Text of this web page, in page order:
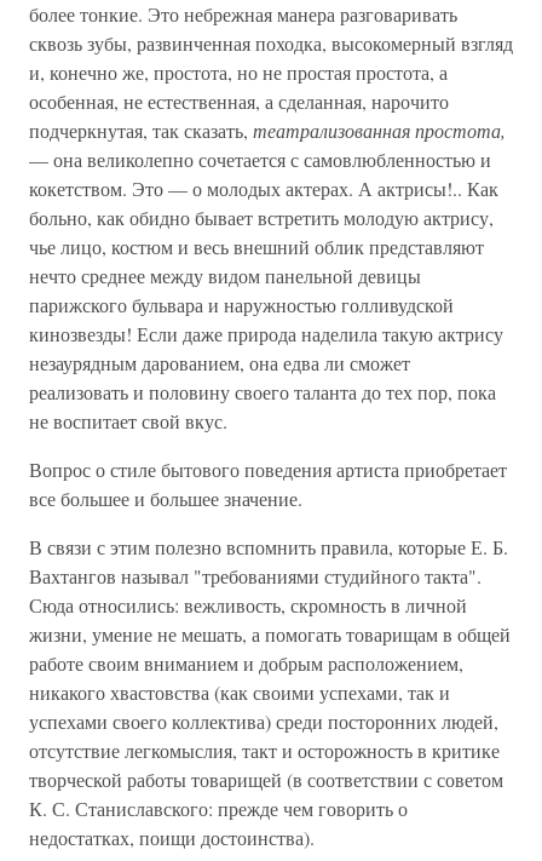
более тонкие. Это небрежная манера разговаривать
сквозь зубы, развинченная походка, высокомерный взгляд
и, конечно же, простота, но не простая простота, а
особенная, не естественная, а сделанная, нарочито
подчеркнутая, так сказать, театрализованная простота,
— она великолепно сочетается с самовлюбленностью и
кокетством. Это — о молодых актерах. А актрисы!.. Как
больно, как обидно бывает встретить молодую актрису,
чье лицо, костюм и весь внешний облик представляют
нечто среднее между видом панельной девицы
парижского бульвара и наружностью голливудской
кинозвезды! Если даже природа наделила такую актрису
незаурядным дарованием, она едва ли сможет
реализовать и половину своего таланта до тех пор, пока
не воспитает свой вкус.
Вопрос о стиле бытового поведения артиста приобретает
все большее и большее значение.
В связи с этим полезно вспомнить правила, которые Е. Б.
Вахтангов называл "требованиями студийного такта".
Сюда относились: вежливость, скромность в личной
жизни, умение не мешать, а помогать товарищам в общей
работе своим вниманием и добрым расположением,
никакого хвастовства (как своими успехами, так и
успехами своего коллектива) среди посторонних людей,
отсутствие легкомыслия, такт и осторожность в критике
творческой работы товарищей (в соответствии с советом
К. С. Станиславского: прежде чем говорить о
недостатках, поищи достоинства).